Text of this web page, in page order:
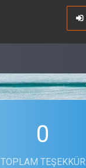
0
TOPLAM TEŞEKKÜR